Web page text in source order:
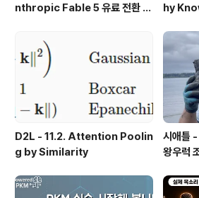
nthropic Fable 5 유료 전환 사
hy
보에서
관리 실
D2L - 11.2. Attention Poolin
g by Similarity
시애틀 -
왕우럭